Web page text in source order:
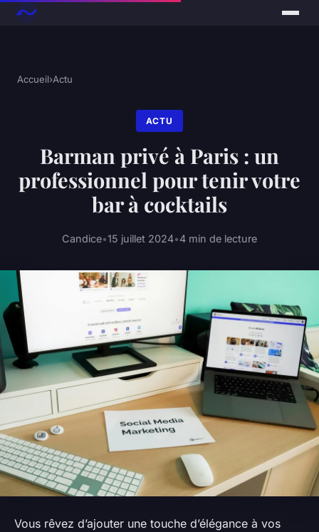
Accueil›Actu
ACTU
Barman privé à Paris : un
professionnel pour tenir votre
bar à cocktails
Candice•15 juillet 2024•4 min de lecture
Vous rêvez d’ajouter une touche d’élégance à vos